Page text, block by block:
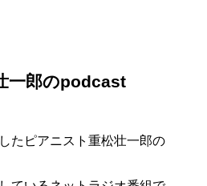
一郎のpodcast
たピアニスト重松壮一郎の